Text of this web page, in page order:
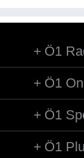
Ö1
Ö1
Ö1
Ö1